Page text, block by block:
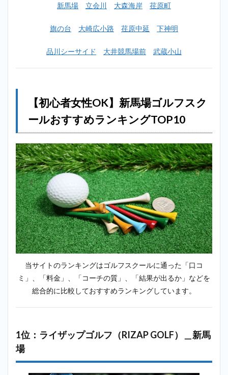
2.1
1
イザッ
フ
（RIZAP
2.2
2位：
サン
リゴ
ルフ
＿新
馬場
2.3
3
位：チキ
ンゴルフ
（Chicken
Golf）＿
新馬場
2.4
4位：
ゴルフテック
（GOLFTEC）
＿新馬場
コモゴルフ
（COMO
＿新馬場
新馬場 立会川 大森海岸 荏原町
旗の台 大崎広小路 荏原中延 下神明
品川シーサイド 大井競馬場前 武蔵小山
【初心者女性OK】新馬場ゴルフスク
ールおすすめランキングTOP10
当サイトのランキングはゴルフスクールに通った「口コ
ミ」、「料金」、「コーチの質」、「結果が出るか」などを
総合的に比較しておすすめランキングしています。
1位：ライザップゴルフ（RIZAP GOLF）＿新馬
場